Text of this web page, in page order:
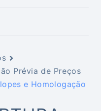
Prévia de Preços
e Homologação